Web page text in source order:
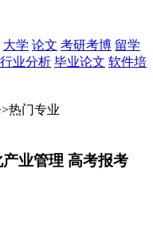
大学 论文 考研考博 留学
行业分析 毕业论文 软件培
热门专业
业管理 高考报考